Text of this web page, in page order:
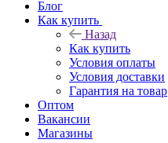
Блог
Как купить
Назад
Как купить
Условия оплаты
Условия доставки
Гарантия на товар
Оптом
Вакансии
Магазины